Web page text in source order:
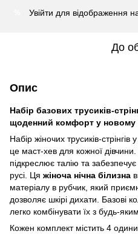
Увійти для відображення
До
Опис
Набір базових трусиків-
щоденний комфорт у новому
Набір жіночих трусиків-
це маст-хев для кожної
підкреслює талію та
русі. Ця жіноча нічна білизна
матеріалу в рубчик, який
дозволяє шкірі дихати. Базові
легко комбінувати їх з будь-
Кожен комплект містить 4